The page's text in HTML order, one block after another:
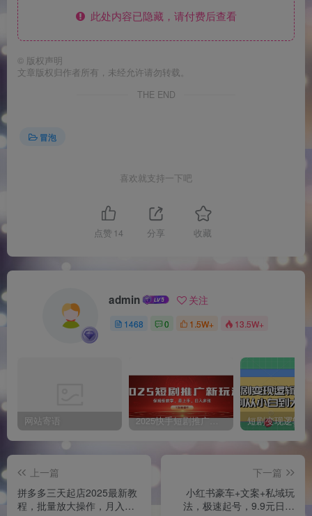
此处内容已隐藏，请付费后查看
© 版权声明
文章版权归作者所有，未经允许请勿转载。
THE END
冒泡
喜欢就支持一下吧
点赞 14 分享 收藏
admin 关注
1468 0 1.5W+ 13.5W+
网站寄语 2025快手短剧推广新玩法，保姆级教学，日入多张，可矩阵操作
上一篇
拼多多三天起店2025最新教
程，批量放大操作，月入过
下一篇
小红书豪车+文案+私域玩
法，极速起号，9.9元日引